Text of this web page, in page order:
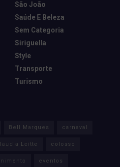
São João
Saúde E Beleza
Sem Categoria
Siriguella
Style
Transporte
Turismo
Bell Marques carnaval
Leitte colosso
eventos